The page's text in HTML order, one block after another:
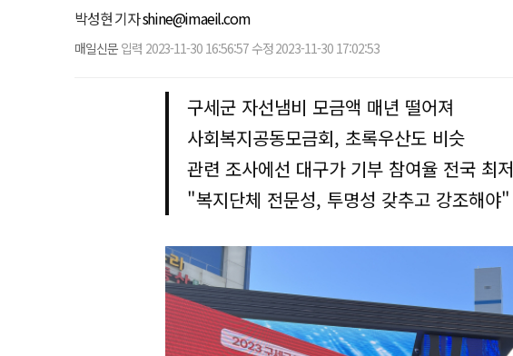
박성현 기자shine@imaeil.com
매일신문 입력 2023-11-30 16:56:57 수정 2023-11-30 17:02:53
구세군 자선냄비 모금액 매년 떨어져
사회복지공동모금회, 초록우산도 비슷
관련 조사에선 대구가 기부 참여율 전국 최저
"복지단체 전문성, 투명성 갖추고 강조해야"